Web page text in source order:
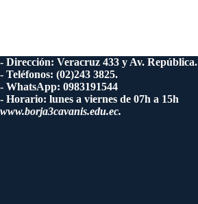
- Dirección: Veracruz 433 y Av. República.
- Teléfonos: (02)243 3825.
- WhatsApp: 0983191544
- Horario: lunes a viernes de 07h a 15h
www.borja3cavanis.edu.ec.